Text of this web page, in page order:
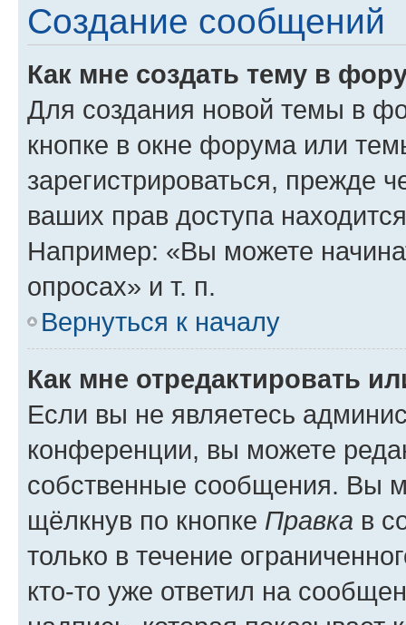
Создание сообщений
Как мне создать тему в
Для создания новой темы в
кнопке в окне форума или
зарегистрироваться, прежде
ваших прав доступа
Например: «Вы можете
опросах» и т. п.
Вернуться к началу
Как мне отредактировать
Если вы не являетесь
конференции, вы можете
собственные сообщения. Вы
щёлкнув по кнопке Правка в
только в течение
кто-то уже ответил на